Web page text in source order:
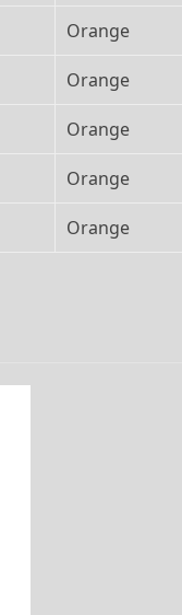
Orange
Orange
Orange
Orange
Orange